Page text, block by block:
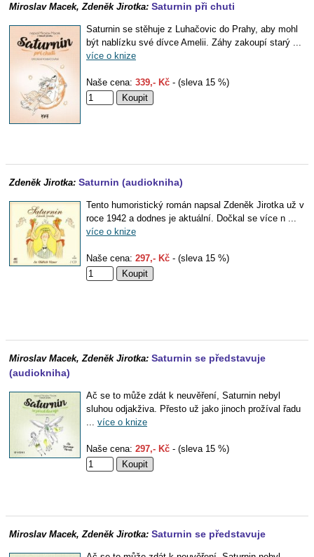
Miroslav Macek, Zdeněk Jirotka: Saturnin při chuti
Saturnin se stěhuje z Luhačovic do Prahy, aby mohl
být nablízku své dívce Amelii. Záhy zakoupí starý ...
více o knize
Naše cena: 339,- Kč - (sleva 15 %)
Zdeněk Jirotka: Saturnin (audiokniha)
Tento humoristický román napsal Zdeněk Jirotka už v
roce 1942 a dodnes je aktuální. Dočkal se více n ...
více o knize
Naše cena: 297,- Kč - (sleva 15 %)
Miroslav Macek, Zdeněk Jirotka: Saturnin se představuje
(audiokniha)
Ač se to může zdát k neuvěření, Saturnin nebyl
sluhou odjakživa. Přesto už jako jinoch prožíval řadu
... více o knize
Naše cena: 297,- Kč - (sleva 15 %)
Miroslav Macek, Zdeněk Jirotka: Saturnin se představuje